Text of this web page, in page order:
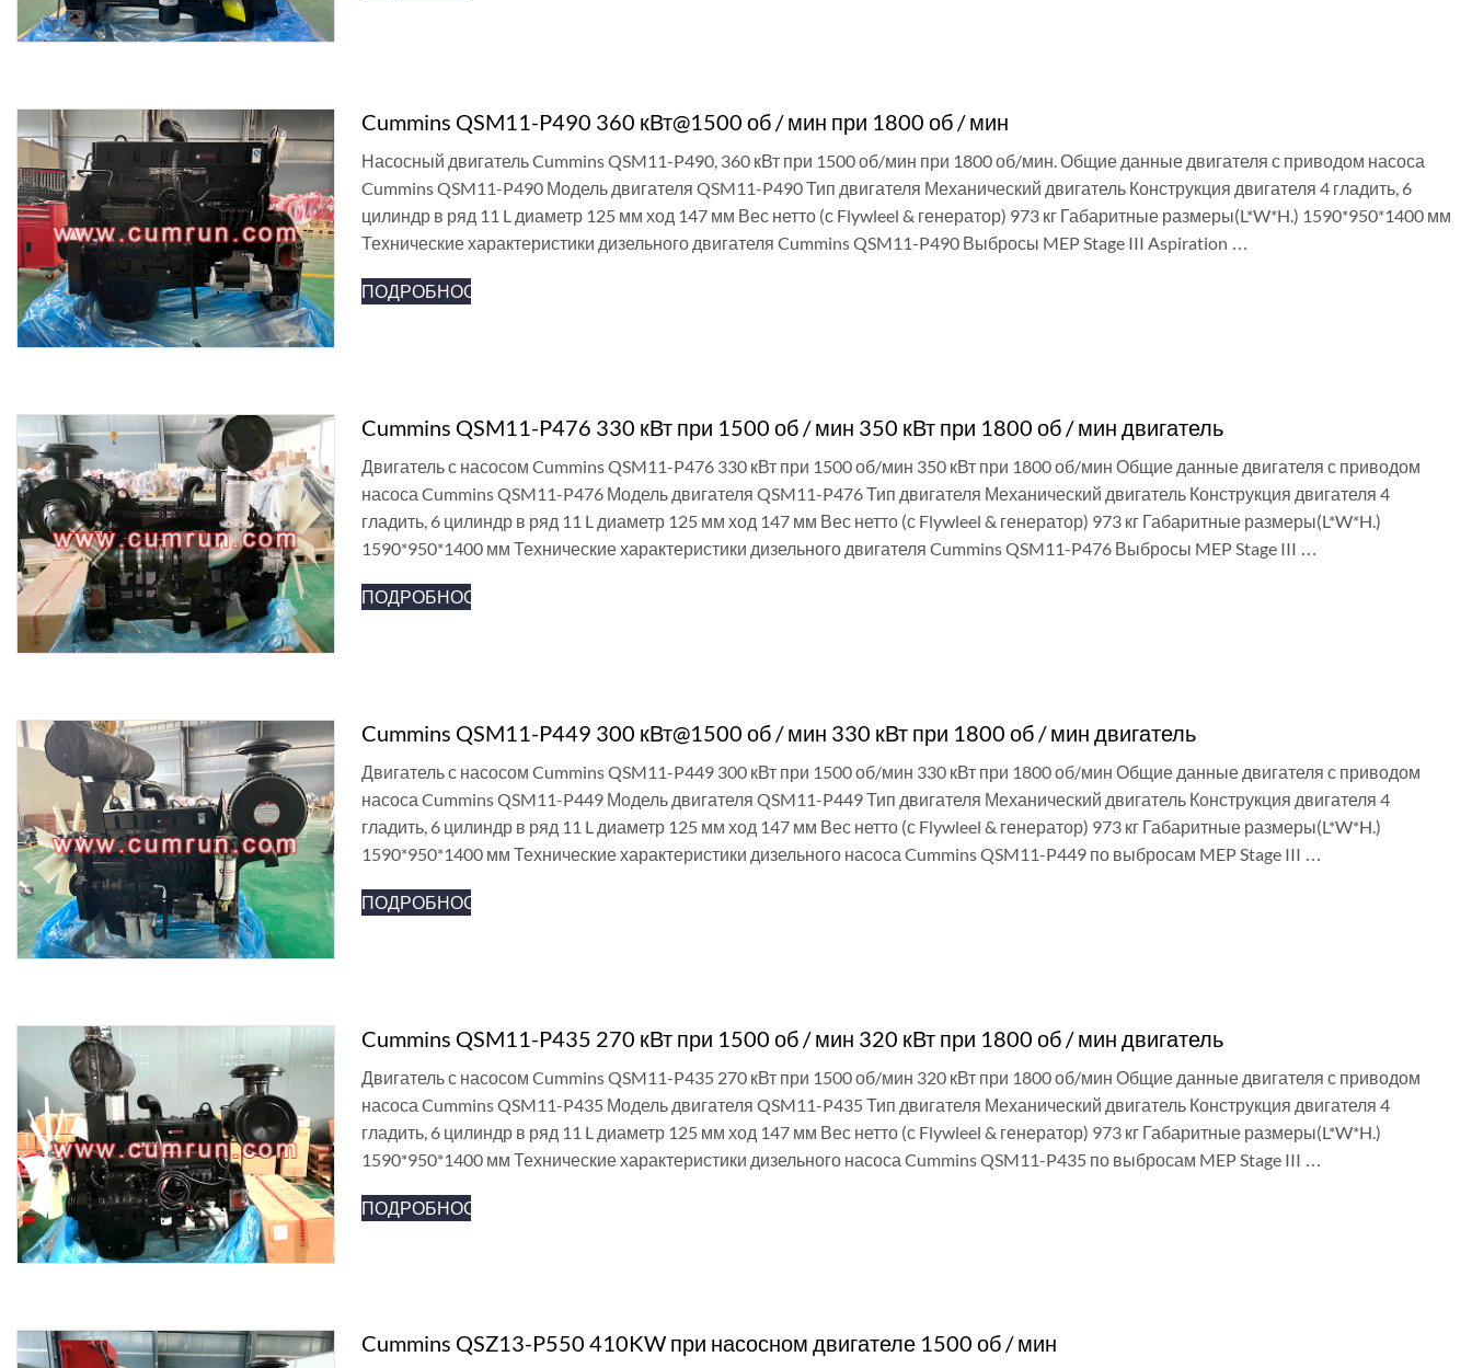
Cummins QSM11-P490 360 кВт@1500 об / мин при 1800 об / мин
Насосный двигатель Cummins QSM11-P490, 360 кВт при 1500 об/мин при 1800 об/мин. Общие данные двигателя с приводом насоса
Cummins QSM11-P490 Модель двигателя QSM11-P490 Тип двигателя Механический двигатель Конструкция двигателя 4 гладить, 6
цилиндр в ряд 11 L диаметр 125 мм ход 147 мм Вес нетто (с Flywleel & генератор) 973 кг Габаритные размеры(L*W*H.) 1590*950*1400 мм
Технические характеристики дизельного двигателя Cummins QSM11-P490 Выбросы MEP Stage III Aspiration …
ПОДРОБНОСТИ
Cummins QSM11-P476 330 кВт при 1500 об / мин 350 кВт при 1800 об / мин двигатель
Двигатель с насосом Cummins QSM11-P476 330 кВт при 1500 об/мин 350 кВт при 1800 об/мин Общие данные двигателя с приводом
насоса Cummins QSM11-P476 Модель двигателя QSM11-P476 Тип двигателя Механический двигатель Конструкция двигателя 4
гладить, 6 цилиндр в ряд 11 L диаметр 125 мм ход 147 мм Вес нетто (с Flywleel & генератор) 973 кг Габаритные размеры(L*W*H.)
1590*950*1400 мм Технические характеристики дизельного двигателя Cummins QSM11-P476 Выбросы MEP Stage III …
ПОДРОБНОСТИ
Cummins QSM11-P449 300 кВт@1500 об / мин 330 кВт при 1800 об / мин двигатель
Двигатель с насосом Cummins QSM11-P449 300 кВт при 1500 об/мин 330 кВт при 1800 об/мин Общие данные двигателя с приводом
насоса Cummins QSM11-P449 Модель двигателя QSM11-P449 Тип двигателя Механический двигатель Конструкция двигателя 4
гладить, 6 цилиндр в ряд 11 L диаметр 125 мм ход 147 мм Вес нетто (с Flywleel & генератор) 973 кг Габаритные размеры(L*W*H.)
1590*950*1400 мм Технические характеристики дизельного насоса Cummins QSM11-P449 по выбросам MEP Stage III …
ПОДРОБНОСТИ
Cummins QSM11-P435 270 кВт при 1500 об / мин 320 кВт при 1800 об / мин двигатель
Двигатель с насосом Cummins QSM11-P435 270 кВт при 1500 об/мин 320 кВт при 1800 об/мин Общие данные двигателя с приводом
насоса Cummins QSM11-P435 Модель двигателя QSM11-P435 Тип двигателя Механический двигатель Конструкция двигателя 4
гладить, 6 цилиндр в ряд 11 L диаметр 125 мм ход 147 мм Вес нетто (с Flywleel & генератор) 973 кг Габаритные размеры(L*W*H.)
1590*950*1400 мм Технические характеристики дизельного насоса Cummins QSM11-P435 по выбросам MEP Stage III …
ПОДРОБНОСТИ
Cummins QSZ13-P550 410KW при насосном двигателе 1500 об / мин